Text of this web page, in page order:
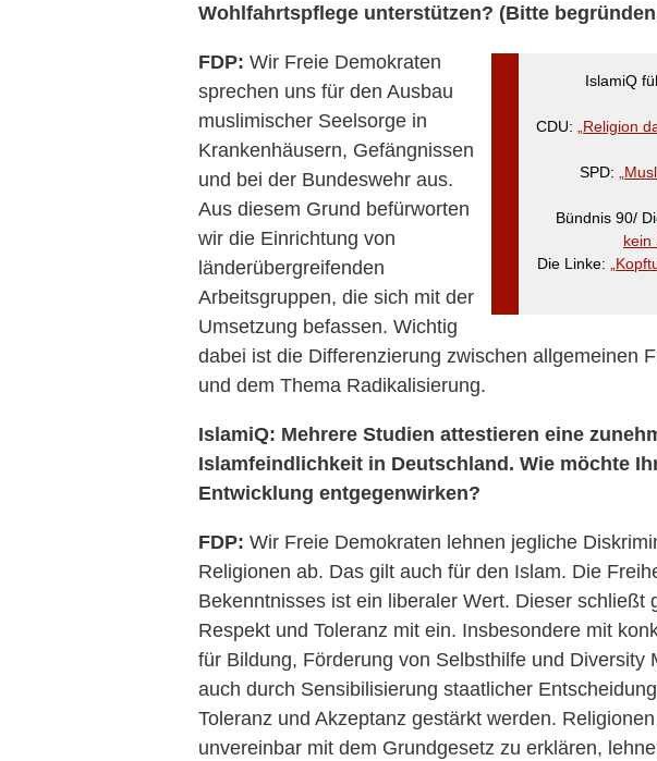
Wohlfahrtspflege unterstützen? (Bitte
IslamiQ
CDU:
„Religion
SPD:
Bündnis 90/
kein
Die Linke:
FDP: Wir Freie Demokraten
sprechen uns für den Ausbau
muslimischer Seelsorge in
Krankenhäusern, Gefängnissen
und bei der Bundeswehr aus.
Aus diesem Grund befürworten
wir die Einrichtung von
länderübergreifenden
Arbeitsgruppen, die sich mit der
Umsetzung befassen. Wichtig
dabei ist die Differenzierung zwischen allgemeinen
und dem Thema Radikalisierung.
IslamiQ: Mehrere Studien attestieren eine
Islamfeindlichkeit in Deutschland. Wie möchte
Entwicklung entgegenwirken?
FDP: Wir Freie Demokraten lehnen jegliche
Religionen ab. Das gilt auch für den Islam. Die
Bekenntnisses ist ein liberaler Wert. Dieser schließt
Respekt und Toleranz mit ein. Insbesondere mit
für Bildung, Förderung von Selbsthilfe und Diversity
auch durch Sensibilisierung staatlicher
Toleranz und Akzeptanz gestärkt werden.
unvereinbar mit dem Grundgesetz zu erklären,